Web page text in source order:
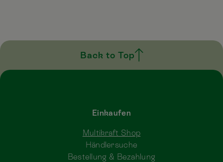
Back to Top
Einkaufen
Multikraft Shop
Händlersuche
Bestellung & Bezahlung